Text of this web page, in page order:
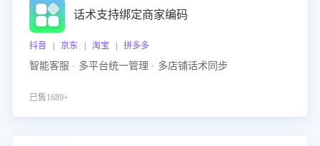
话术支持绑定商家编码
抖音 | 京东 | 淘宝 | 拼多多
智能客服 · 多平台统一管理 · 多店铺话术同步
已售1689+